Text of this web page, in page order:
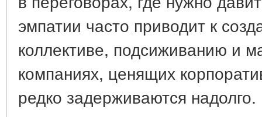
эмпатии часто приводит к
коллективе, подсиживанию и
компаниях, ценящих
редко задерживаются надолго.